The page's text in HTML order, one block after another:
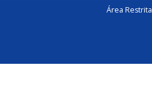
Área Restrita